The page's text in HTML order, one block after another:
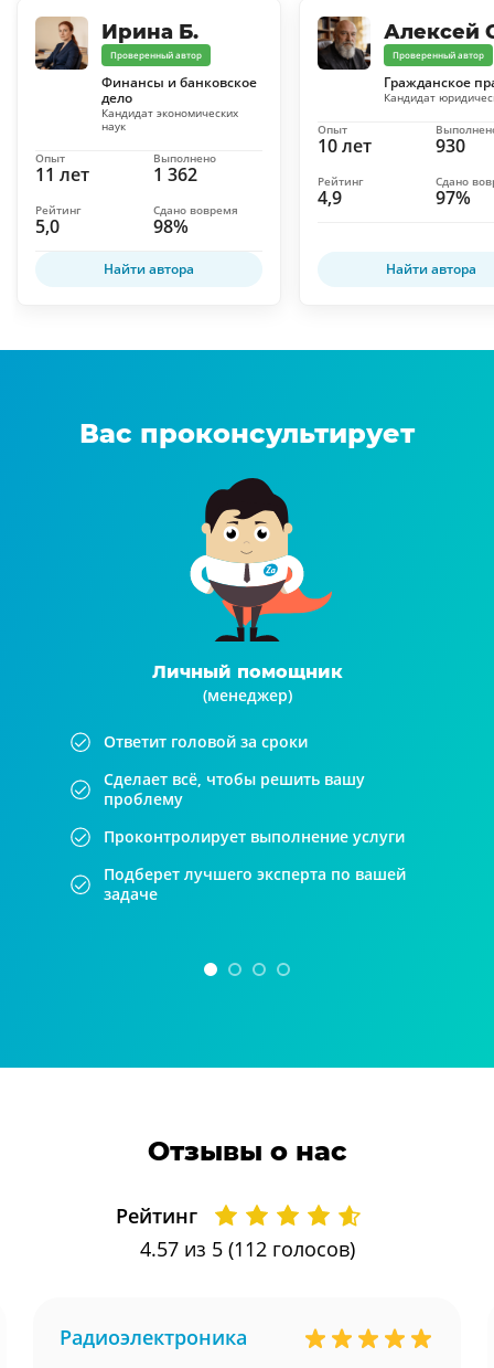
Ирина Б.
Проверенный автор
Финансы и банковское
дело
Кандидат экономических
наук
11 лет
Опыт
1 362
Выполнено
5,0
Рейтинг
98%
Сдано вовремя
Найти автора
Алексей
Проверенный автор
Гражданское
Кандидат
10 лет
Опыт
930
4,9
Рейтинг
97%
Сдано
Найти автора
Вас проконсультирует
Личный помощник
(менеджер)
Ответит головой за сроки
Сделает всё, чтобы решить вашу
проблему
Проконтролирует выполнение услуги
Подберет лучшего эксперта по вашей
задаче
Отзывы о нас
Рейтинг
4.57из 5 (112 голосов)
Радиоэлектроника